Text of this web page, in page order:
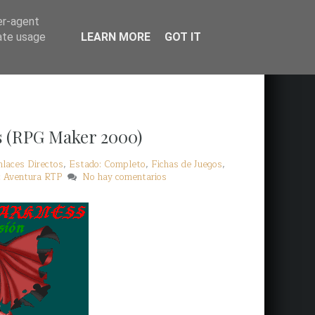
Maker 2000)
Directos, Estado: Completo, Fichas de Juegos,
Aventura RTP No hay comentarios
agent
usage
LEARN MORE GOT IT